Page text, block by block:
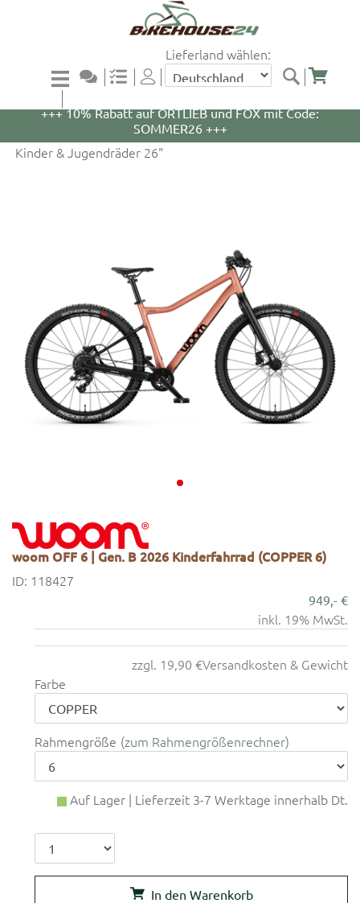
Lieferland wählen:
+++ 5% Rabatt auf WOOM Bikes und Zubehör mit
+++ 10% Rabatt auf ORTLIEB und FOX mit Code:
SOMMER26 +++
Kinder & Jugendräder 26"
woom OFF 6 | Gen. B 2026 Kinderfahrrad (COPPER 6)
ID: 118427
949,- €
inkl. 19% MwSt.
zzgl. 19,90 €Versandkosten & Gewicht
Farbe
Rahmengröße zum Rahmengrößenrechner
Auf Lager | Lieferzeit 3-7 Werktage innerhalb Dt.
In den Warenkorb